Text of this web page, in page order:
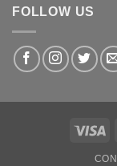
FOLLOW US